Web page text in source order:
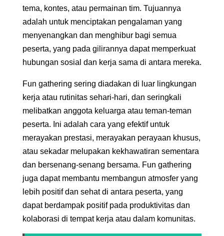
tema, kontes, atau permainan tim. Tujuannya
adalah untuk menciptakan pengalaman yang
menyenangkan dan menghibur bagi semua
peserta, yang pada gilirannya dapat memperkuat
hubungan sosial dan kerja sama di antara mereka.
Fun gathering sering diadakan di luar lingkungan
kerja atau rutinitas sehari-hari, dan seringkali
melibatkan anggota keluarga atau teman-teman
peserta. Ini adalah cara yang efektif untuk
merayakan prestasi, merayakan perayaan khusus,
atau sekadar melupakan kekhawatiran sementara
dan bersenang-senang bersama. Fun gathering
juga dapat membantu membangun atmosfer yang
lebih positif dan sehat di antara peserta, yang
dapat berdampak positif pada produktivitas dan
kolaborasi di tempat kerja atau dalam komunitas.